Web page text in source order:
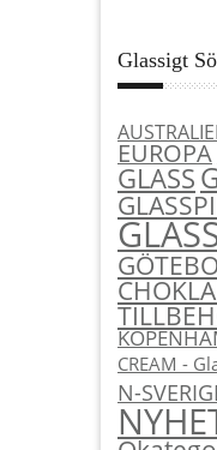
Glassigt
EUROPA
GLASS
CREAM -
N-